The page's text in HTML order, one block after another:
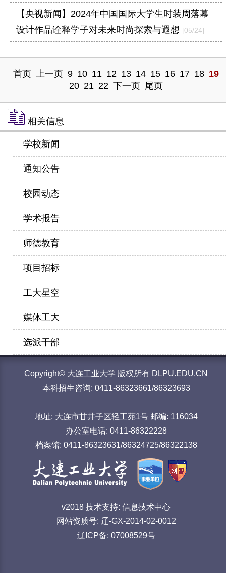
【央视新闻】2024年中国国际大学生时装周落幕
设计作品诠释学子对未来时尚探索与遐想 [05/24]
首页 上一页 9 10 11 12 13 14 15 16 17 18 19
20 21 22 下一页 尾页
相关信息
学校新闻
通知公告
校园动态
学术报告
师德教育
项目招标
工大星空
媒体工大
选派干部
Copyright© 大连工业大学 版权所有 DLPU.EDU.CN
本科招生咨询: 0411-86323661/86323693
地址: 大连市甘井子区轻工苑1号 邮编: 116034
办公室电话: 0411-86322228
档案馆: 0411-86323631/86324725/86322138
v2018 技术支持: 信息技术中心
网站资质号: 辽-GX-2014-02-0012
辽ICP备: 07008529号